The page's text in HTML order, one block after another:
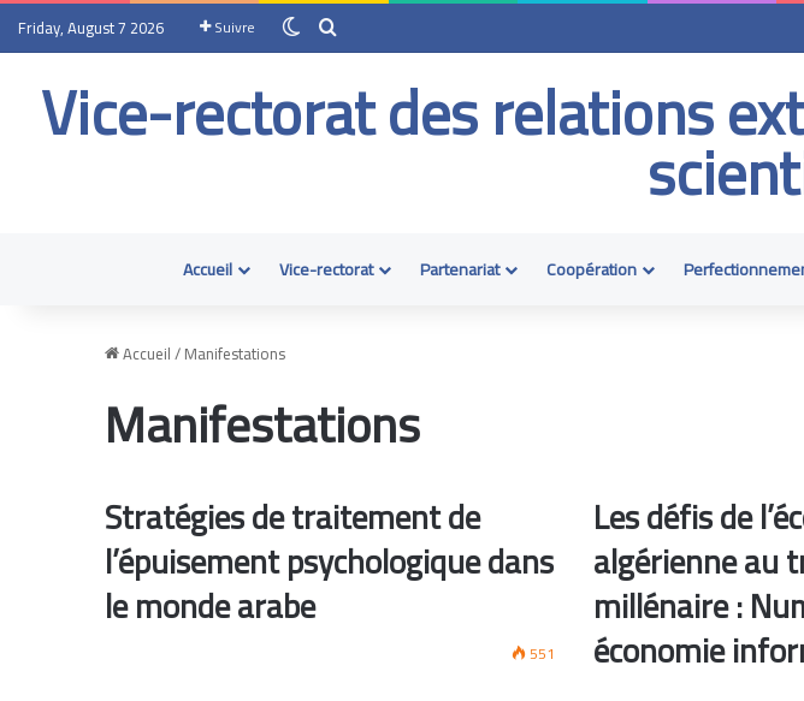
Friday, August 7 2026 Suivre
Vice-rectorat des relations
Accueil Vice-rectorat Partenariat Coopération
Accueil/Manifestations
Manifestations
Stratégies de traitement de
l’épuisement psychologique dans
le monde arabe
551
Les défis de
algérienne au
millénaire :
économie